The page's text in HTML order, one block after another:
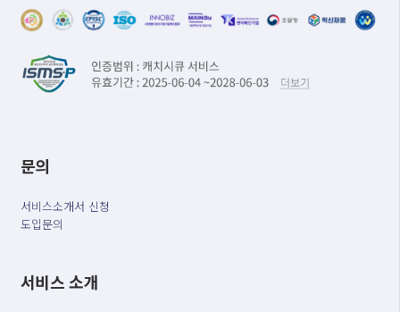
문의
서비스소개서 신청
도입문의
서비스 소개